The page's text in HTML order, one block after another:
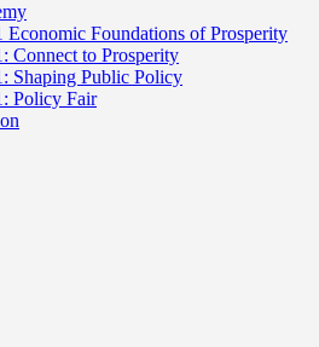
Foundations of Prosperity
Connect to Prosperity
Shaping Public Policy
Policy Fair